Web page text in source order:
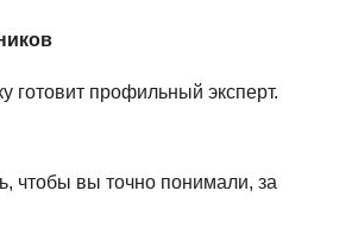
готовит профильный эксперт.
чтобы вы точно понимали, за